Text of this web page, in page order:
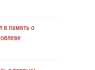
мужчину,
в память о